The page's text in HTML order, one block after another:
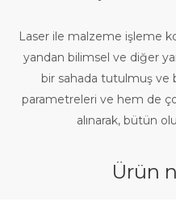
Laser ile malzeme işleme
yandan bilimsel ve diğer
bir sahada tutulmuş ve
parametreleri ve hem de
alınarak, bütün
Ürün